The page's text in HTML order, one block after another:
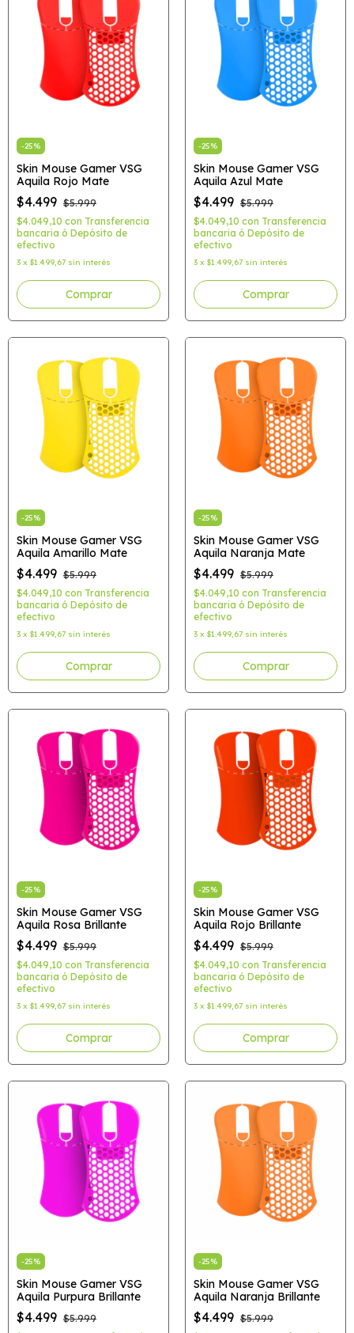
-25%
Skin Mouse Gamer VSG
Aquila Rojo Mate
$4.499 $5.999
$4.049,10 con Transferencia
bancaria ó Depósito de
efectivo
3 x $1.499,67 sin interés
-25%
Skin Mouse Gamer VSG
Aquila Azul Mate
$4.499 $5.999
$4.049,10 con Transferencia
bancaria ó Depósito de
efectivo
3 x $1.499,67 sin interés
-25%
Skin Mouse Gamer VSG
Aquila Amarillo Mate
$4.499 $5.999
$4.049,10 con Transferencia
bancaria ó Depósito de
efectivo
3 x $1.499,67 sin interés
-25%
Skin Mouse Gamer VSG
Aquila Naranja Mate
$4.499 $5.999
$4.049,10 con Transferencia
bancaria ó Depósito de
efectivo
3 x $1.499,67 sin interés
-25%
Skin Mouse Gamer VSG
Aquila Rosa Brillante
$4.499 $5.999
$4.049,10 con Transferencia
bancaria ó Depósito de
efectivo
3 x $1.499,67 sin interés
-25%
Skin Mouse Gamer VSG
Aquila Rojo Brillante
$4.499 $5.999
$4.049,10 con Transferencia
bancaria ó Depósito de
efectivo
3 x $1.499,67 sin interés
-25%
Skin Mouse Gamer VSG
Aquila Purpura Brillante
$4.499 $5.999
-25%
Skin Mouse Gamer VSG
Aquila Naranja Brillante
$4.499 $5.999